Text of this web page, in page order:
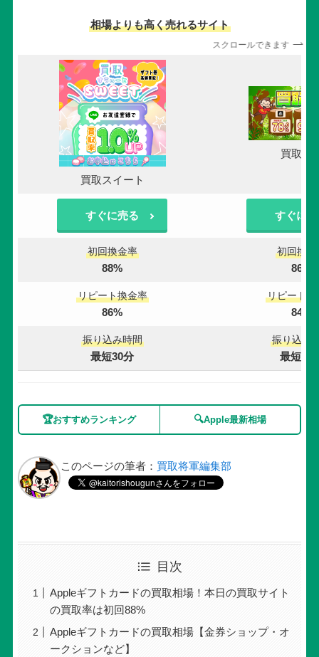
相場よりも高く売れるサイト
スクロールできます
買取スイート
買取ボ
すぐに売る すぐに
初回換金率
88%
初回換金
86%
リピート換金率
86%
リピート換
84%
振り込み時間
最短30分
振り込み
最短30
🏆おすすめランキング 🔍Apple最新相場
このページの筆者： 買取将軍編集部
目次
Appleギフトカードの買取相場！本日の買取サイト
の買取率は初回88%
Appleギフトカードの買取相場【金券ショップ・オ
ークションなど】